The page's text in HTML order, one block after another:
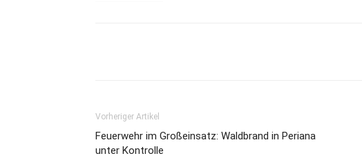
Vorheriger Artikel
Feuerwehr im Großeinsatz: Waldbrand in Periana
unter Kontrolle